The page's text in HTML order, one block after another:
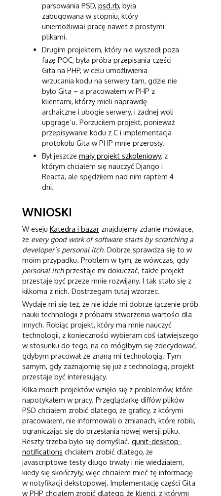
parsowania PSD, psd.rb, była
zabugowana w stopniu, który
uniemożliwiał pracę nawet z prostymi
plikami.
Drugim projektem, który nie wyszedł poza
fazę POC, była próba przepisania części
Gita na PHP, w celu umożliwienia
wrzucania kodu na serwery tam, gdzie nie
było Gita – a pracowałem w PHP z
klientami, którzy mieli naprawdę
archaiczne i ubogie serwery, i żadnej woli
upgrage’u. Porzuciłem projekt, ponieważ
przepisywanie kodu z C i implementacja
protokołu Gita w PHP mnie przerosły.
Był jeszcze mały projekt szkoleniowy, z
którym chciałem się nauczyć Django i
Reacta, ale spędziłem nad nim raptem 4
dni.
WNIOSKI
W eseju Katedra i bazarznajdujemy zdanie mówiące,
że every good work of software starts by scratching a
developer’s personal itch. Dobrze sprawdza się to w
moim przypadku. Problem w tym, że wówczas, gdy
personal itchprzestaje mi dokuczać, także projekt
przestaje być przeze mnie rozwijany. I tak stało się z
kilkoma z nich. Dostrzegam tutaj wzorzec.
Wydaje mi się też, że nie idzie mi dobrze łączenie prób
nauki technologii z próbami stworzenia wartości dla
innych. Robiąc projekt, który ma mnie nauczyć
technologii, z konieczności wybieram coś łatwiejszego
w stosunku do tego, na co mógłbym się zdecydować,
gdybym pracował ze znaną mi technologią. Tym
samym, gdy zaznajomię się już z technologią, projekt
przestaje być interesujący.
Kilka moich projektów wzięło się z problemów, które
napotykałem w pracy. Przeglądarkę diffów plików
PSD chciałem zrobić dlatego, że graficy, z którymi
pracowałem, nie informowali o zmianach, które robili,
ograniczając się do przesłania nowej wersji pliku.
Reszty trzeba było się domyślać. qunit-desktop-
notifications chciałem zrobić dlatego, że
javascriptowe testy długo trwały i nie wiedziałem,
kiedy się skończyły, więc chciałem mieć tę informację
w notyfikacji dekstopowej. Implementację części Gita
w PHP chciałem zrobić dlatego, że klienci, z którymi